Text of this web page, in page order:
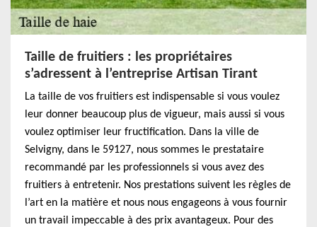
Taille de fruitiers : les propriétaires
s’adressent à l’entreprise Artisan Tirant
La taille de vos fruitiers est indispensable si vous voulez
leur donner beaucoup plus de vigueur, mais aussi si vous
voulez optimiser leur fructification. Dans la ville de
Selvigny, dans le 59127, nous sommes le prestataire
recommandé par les professionnels si vous avez des
fruitiers à entretenir. Nos prestations suivent les règles de
l’art en la matière et nous nous engageons à vous fournir
un travail impeccable à des prix avantageux. Pour des